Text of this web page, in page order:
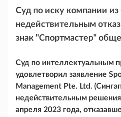
Суд по иску компании из
недействительным
знак "Спортмастер"
Суд по интеллектуальным
удовлетворил заявление
Management Pte. Ltd.
недействительным
апреля 2023 года,